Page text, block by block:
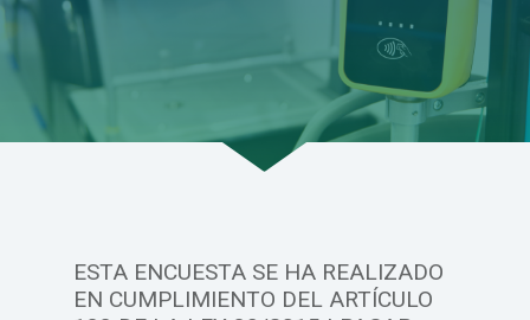
ESTA ENCUESTA SE HA REALIZADO
EN CUMPLIMIENTO DEL ARTÍCULO